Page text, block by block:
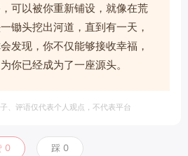
可以被你重新铺设，就像在荒
锄头挖出河道，直到有一天，
现，你不仅能够接收幸福，
你已经成为了一座源头。
、评语仅代表个人观点，不代表平台
0 踩 0